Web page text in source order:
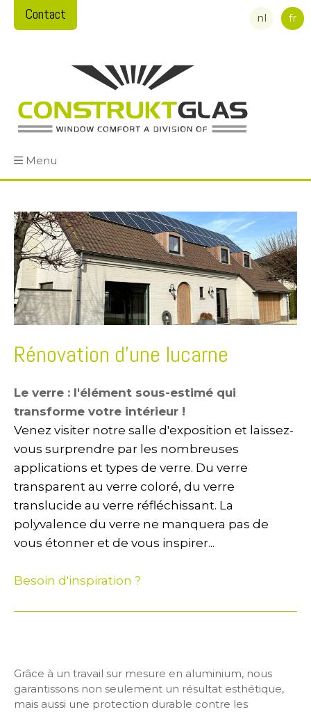
Contact nl fr
Menu
Rénovation d'une lucarne
Le verre : l'élément sous-estimé qui
transforme votre intérieur !
Venez visiter notre salle d'exposition et laissez-
vous surprendre par les nombreuses
applications et types de verre. Du verre
transparent au verre coloré, du verre
translucide au verre réfléchissant. La
polyvalence du verre ne manquera pas de
vous étonner et de vous inspirer...
Besoin d'inspiration ?
Grâce à un travail sur mesure en aluminium, nous
garantissons non seulement un résultat esthétique,
mais aussi une protection durable contre les